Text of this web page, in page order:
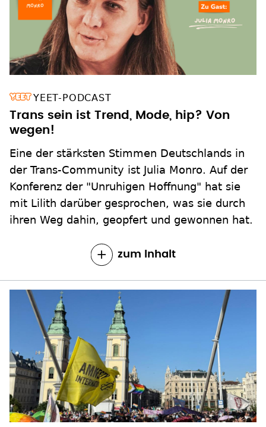
YEET-PODCAST
Trans sein ist Trend, Mode, hip? Von
wegen!
Eine der stärksten Stimmen Deutschlands in
der Trans-Community ist Julia Monro. Auf der
Konferenz der "Unruhigen Hoffnung" hat sie
mit Lilith darüber gesprochen, was sie durch
ihren Weg dahin, geopfert und gewonnen hat.
zum Inhalt